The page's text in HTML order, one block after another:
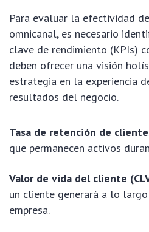
Para evaluar la efectividad
omnicanal, es necesario
clave de rendimiento (KPIs)
deben ofrecer una visión
estrategia en la experiencia
resultados del negocio.
Tasa de retención de
que permanecen activos
Valor de vida del cliente
un cliente generará a lo
empresa.